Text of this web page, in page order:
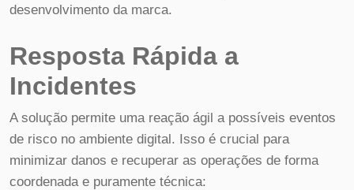
desenvolvimento da marca.
Resposta Rápida a
Incidentes
A solução permite uma reação ágil a possíveis eventos
de risco no ambiente digital. Isso é crucial para
minimizar danos e recuperar as operações de forma
coordenada e puramente técnica: